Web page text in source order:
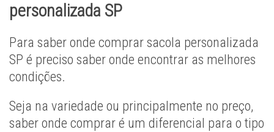
personalizada SP
Para saber onde comprar sacola personalizada
SP é preciso saber onde encontrar as melhores
condições.
Seja na variedade ou principalmente no preço,
saber onde comprar é um diferencial para o tipo